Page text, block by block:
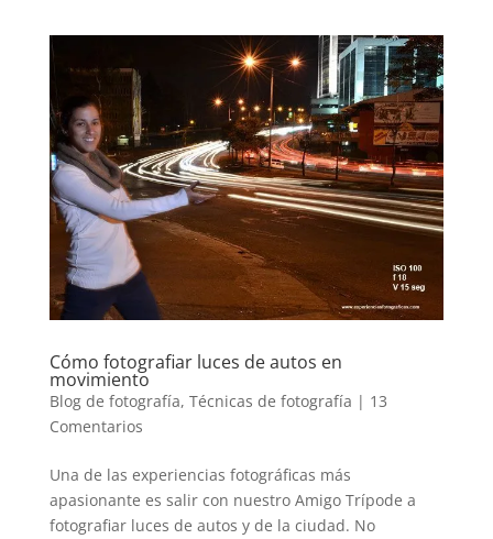
Cómo fotografiar luces de autos en
movimiento
Blog de fotografía, Técnicas de fotografía | 13
Comentarios
Una de las experiencias fotográficas más
apasionante es salir con nuestro Amigo Trípode a
fotografiar luces de autos y de la ciudad. No